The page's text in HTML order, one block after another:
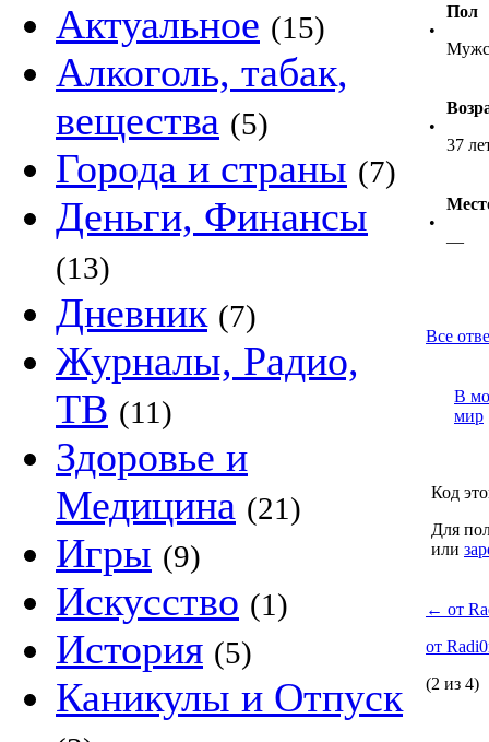
Актуальное (15)
Алкоголь, табак,
вещества (5)
Города и страны (7)
Деньги, Финансы
(13)
Дневник (7)
Журналы, Радио,
ТВ (11)
Здоровье и
Медицина (21)
Игры (9)
Искусство (1)
История (5)
Каникулы и Отпуск
•
Пол
•
37
•
—
Все
В
мир
Код
Для
или
← от
от
(2 из 4)